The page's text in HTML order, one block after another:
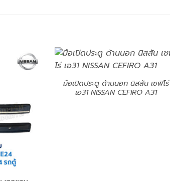
มือเปิดประตู ด้านนอก นิสสัน เซฟิโร่
เอ31 NISSAN CEFIRO A31